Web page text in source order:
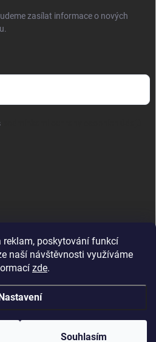
reklam, poskytování funkcí
naší návštěvnosti využíváme
zde.
Souhlasím
zasílat informace o nových
práva vyhrazena.Upravit nastavení